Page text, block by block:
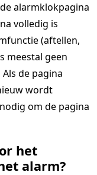
alarmklokpagina
volledig is
(aftellen,
meestal geen
de pagina
wordt
om de pagina
het
alarm?